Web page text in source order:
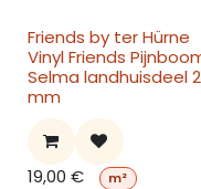
Friends by ter Hürne
Vinyl Friends
Selma landhuisdeel 2
mm
19,00 € m²